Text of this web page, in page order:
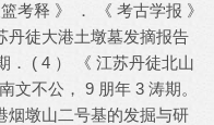
考释 》 ． 《 考古学报 》
丹徒大港土墩墓发摘报告
． ( 4 ） 《 江苏丹徒北山
文不公， 9 朋年 3 涛期。
烟墩山二号基的发掘与研